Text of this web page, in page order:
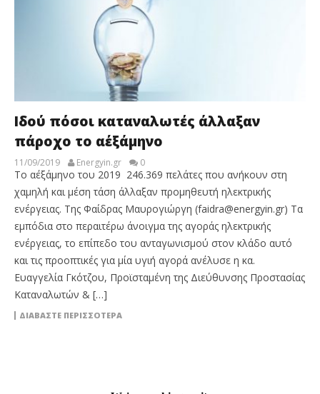
Ιδού πόσοι καταναλωτές άλλαξαν
πάροχο το α΄εξάμηνο
11/09/2019 Energyin.gr 0
Το α΄εξάμηνο του 2019 246.369 πελάτες που ανήκουν στη
χαμηλή και μέση τάση άλλαξαν προμηθευτή ηλεκτρικής
ενέργειας. Της Φαίδρας Μαυρογιώργη (faidra@energyin.gr) Τα
εμπόδια στο περαιτέρω άνοιγμα της αγοράς ηλεκτρικής
ενέργειας, το επίπεδο του ανταγωνισμού στον κλάδο αυτό
και τις προοπτικές για μία υγιή αγορά ανέλυσε η κα.
Ευαγγελία Γκότζου, Προϊσταμένη της Διεύθυνσης Προστασίας
Καταναλωτών & […]
ΔΙΑΒΆΣΤΕ ΠΕΡΙΣΣΌΤΕΡΑ